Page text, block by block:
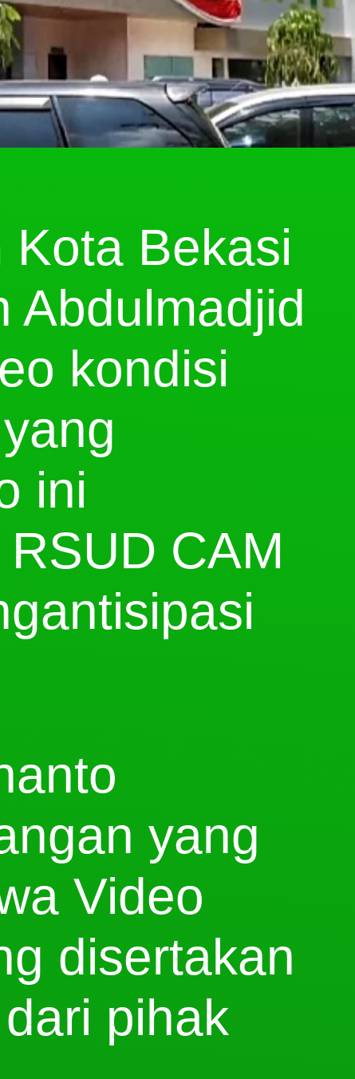
Kota Bekasi
Abdulmadjid
kondisi
ini
CAM
yang
Video
disertakan
pihak